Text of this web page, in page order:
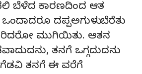
ಬೆಳೆದ ಕಾರಣದಿಂದ ಆತ
ದಪ್ಪಅಗುಳು ಬೆರೆತು
ಮುಗಿಯಿತು. ಆತನ
ತನಗೆ ಒಗ್ಗದುದನು
ತನಗೆ ಈ ವರೆಗೆ